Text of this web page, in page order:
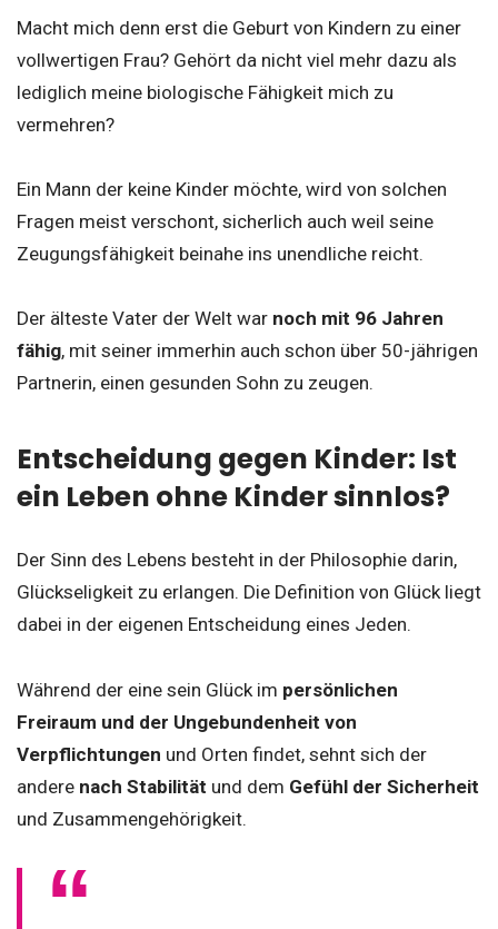
Macht mich denn erst die Geburt von Kindern zu einer
vollwertigen Frau? Gehört da nicht viel mehr dazu als
lediglich meine biologische Fähigkeit mich zu
vermehren?
Ein Mann der keine Kinder möchte, wird von solchen
Fragen meist verschont, sicherlich auch weil seine
Zeugungsfähigkeit beinahe ins unendliche reicht.
Der älteste Vater der Welt war noch mit 96 Jahren
fähig, mit seiner immerhin auch schon über 50-jährigen
Partnerin, einen gesunden Sohn zu zeugen.
Entscheidung gegen Kinder: Ist
ein Leben ohne Kinder sinnlos?
Der Sinn des Lebens besteht in der Philosophie darin,
Glückseligkeit zu erlangen. Die Definition von Glück liegt
dabei in der eigenen Entscheidung eines Jeden.
Während der eine sein Glück im persönlichen
Freiraum und der Ungebundenheit von
Verpflichtungen und Orten findet, sehnt sich der
andere nach Stabilität und dem Gefühl der Sicherheit
und Zusammengehörigkeit.